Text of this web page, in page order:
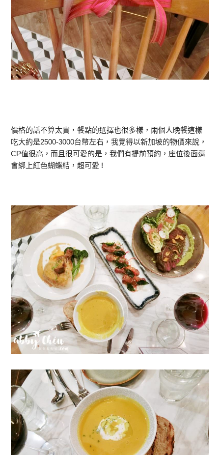
價格的話不算太貴，餐點的選擇也很多樣，兩個人晚餐這樣
吃大約是2500-3000台幣左右，我覺得以新加坡的物價來說，
CP值很高，而且很可愛的是，我們有提前預約，座位後面還
會綁上紅色蝴蝶結，超可愛 !